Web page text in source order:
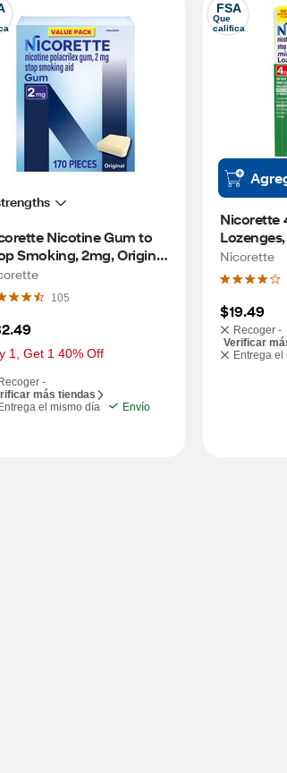
Nicotine Gum to
Smoking, 2mg, Original
- 170 Count
105
1, Get 1 40% Off
Recoger -
más tiendas
Entrega el mismo día
Envío
FSA
Que
califica
Nicorette
Nicorette
$19.49
Recoger -
Verificar
Entrega